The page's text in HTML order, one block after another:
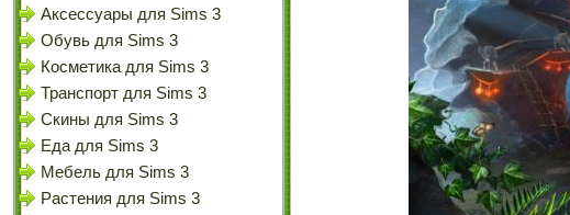
Аксессуары для Sims 3
Обувь для Sims 3
Косметика для Sims 3
Транспорт для Sims 3
Скины для Sims 3
Еда для Sims 3
Мебель для Sims 3
Растения для Sims 3